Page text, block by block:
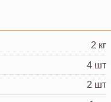
2 кг
4 шт
2 шт